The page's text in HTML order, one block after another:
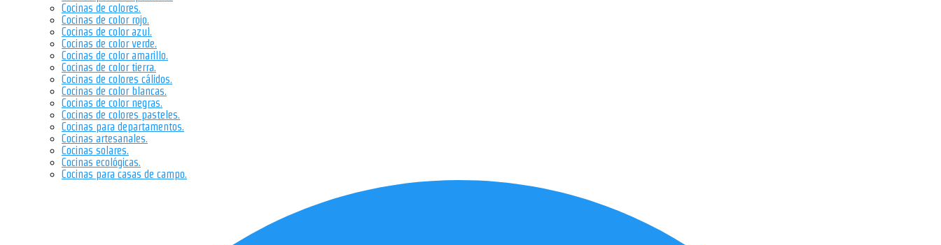
Cocinas de colores.
Cocinas de color rojo.
Cocinas de color azul.
Cocinas de color verde.
Cocinas de color amarillo.
Cocinas de color tierra.
Cocinas de colores cálidos.
Cocinas de color blancas.
Cocinas de color negras.
Cocinas de colores pasteles.
Cocinas para departamentos.
Cocinas artesanales.
Cocinas solares.
Cocinas ecológicas.
Cocinas para casas de campo.